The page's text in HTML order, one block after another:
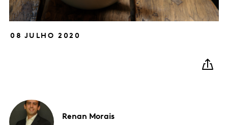
08 JULHO 2020
Renan Morais